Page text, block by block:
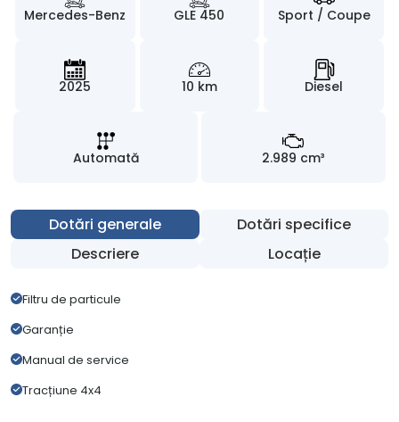
Mercedes-Benz GLE 450 Sport / Coupe
2025 10 km Diesel
Automată 2.989 cm³
Dotări generale
Dotări specifice
Descriere
Locație
Filtru de particule
Garanție
Manual de service
Tracțiune 4x4